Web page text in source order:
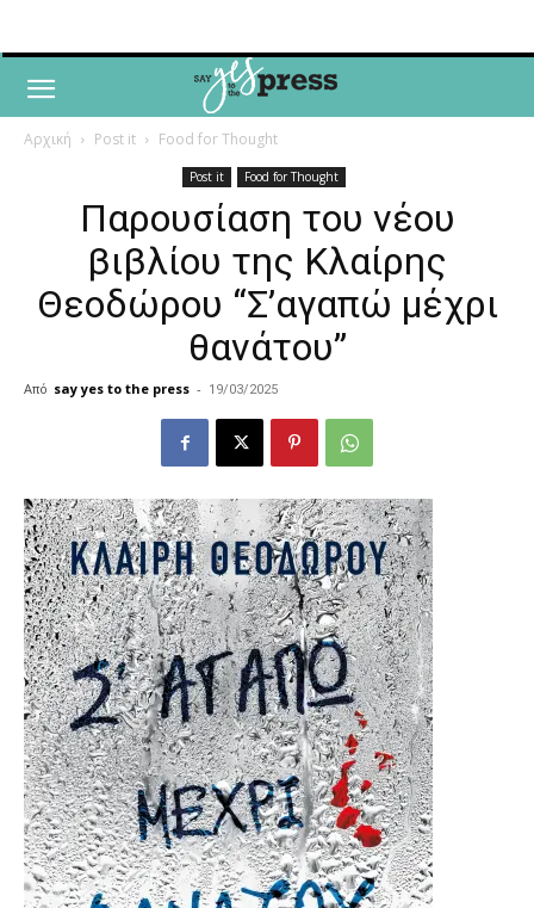
Αρχική Post it Food for Thought
Post it Food for Thought
Παρουσίαση του νέου
βιβλίου της Κλαίρης
Θεοδώρου “Σ’αγαπώ μέχρι
θανάτου”
Από say yes to the press - 19/03/2025